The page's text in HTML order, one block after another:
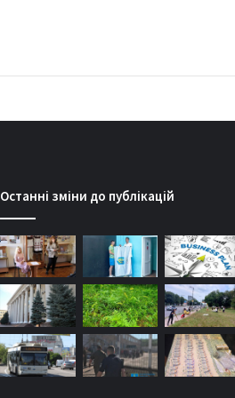
Останні зміни до публікацій